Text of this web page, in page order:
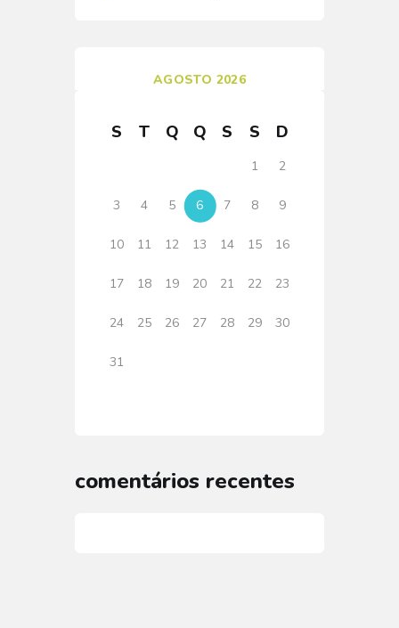
AGOSTO 2026
S T Q Q S S D
1 2
3 4 5 6 7 8 9
10 11 12 13 14 15 16
17 18 19 20 21 22 23
24 25 26 27 28 29 30
31
comentários recentes